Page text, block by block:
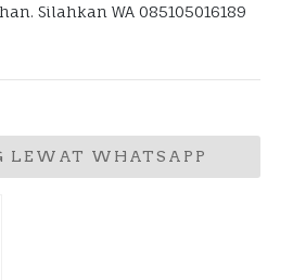
Silahkan WA 085105016189
LEWAT WHATSAPP